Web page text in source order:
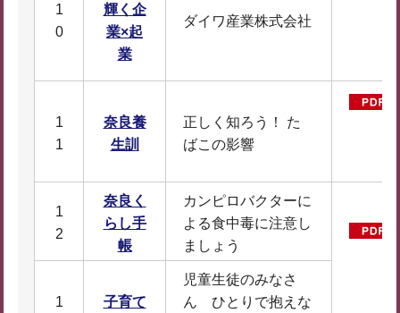
1
0
輝く企
業×起
業
ダイワ産業株式会社
1
1
奈良養
生訓
正しく知ろう！ た
ばこの影響
1
2
奈良く
らし手
帳
カンピロバクターに
よる食中毒に注意し
ましょう
1
子育て
児童生徒のみなさ
ん ひとりで抱えな